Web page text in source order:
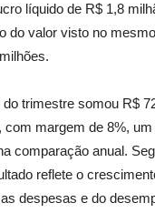
líquido de R$ 1,8
do valor visto no
trimestre somou R$
com margem de 8%,
comparação anual.
reflete o
despesas e do